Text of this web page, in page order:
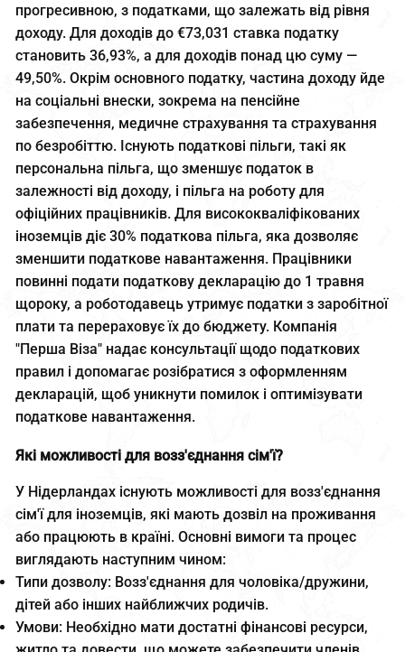
прогресивною, з податками, що залежать від рівня
доходу. Для доходів до €73,031 ставка податку
становить 36,93%, а для доходів понад цю суму —
49,50%. Окрім основного податку, частина доходу йде
на соціальні внески, зокрема на пенсійне
забезпечення, медичне страхування та страхування
по безробіттю. Існують податкові пільги, такі як
персональна пільга, що зменшує податок в
залежності від доходу, і пільга на роботу для
офіційних працівників. Для висококваліфікованих
іноземців діє 30% податкова пільга, яка дозволяє
зменшити податкове навантаження. Працівники
повинні подати податкову декларацію до 1 травня
щороку, а роботодавець утримує податки з заробітної
плати та перераховує їх до бюджету. Компанія
"Перша Віза" надає консультації щодо податкових
правил і допомагає розібратися з оформленням
декларацій, щоб уникнути помилок і оптимізувати
податкове навантаження.
Які можливості для возз'єднання сім'ї?
У Нідерландах існують можливості для возз'єднання
сім'ї для іноземців, які мають дозвіл на проживання
або працюють в країні. Основні вимоги та процес
виглядають наступним чином:
Типи дозволу: Возз'єднання для чоловіка/дружини,
дітей або інших найближчих родичів.
Умови: Необхідно мати достатні фінансові ресурси,